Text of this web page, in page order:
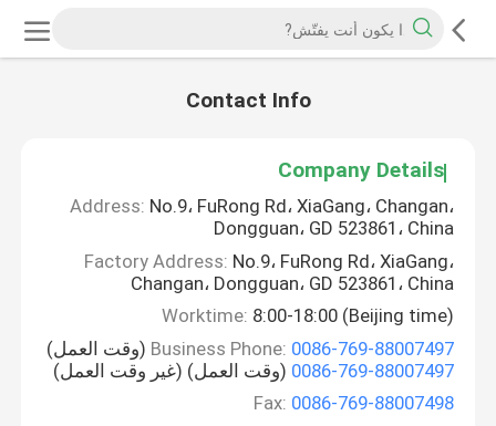
Contact Info
Company Details
Address: No.9، FuRong Rd، XiaGang، Changan،
Dongguan، GD 523861، China
Factory Address: No.9، FuRong Rd، XiaGang،
Changan، Dongguan، GD 523861، China
Worktime: 8:00-18:00 (Beijing time)
Business Phone: 0086-769-88007497
(وقت العمل)
0086-769-88007497 (وقت العمل) (غير وقت العمل)
Fax: 0086-769-88007498